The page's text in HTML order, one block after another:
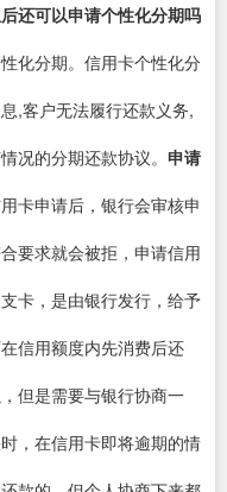
还可以申请个性化分期吗
化分期。信用卡个性化分
,客户无法履行还款义务,
况的分期还款协议。 申请
卡申请后，银行会审核申
要求就会被拒，申请信用
卡，是由银行发行，给予
信用额度内先消费后还
但是需要与银行协商一
，在信用卡即将逾期的情